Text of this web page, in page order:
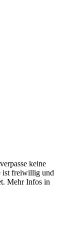
keine
ist freiwillig und
Mehr Infos in